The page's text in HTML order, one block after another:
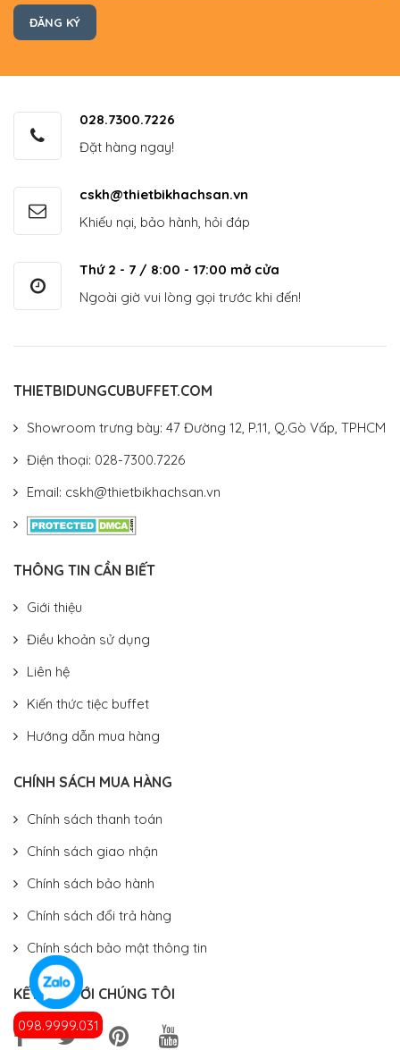
098.9999.031
028.7300.7226
Đặt hàng ngay!
cskh@thietbikhachsan.vn
Khiếu nại, bảo hành, hỏi đáp
Thứ 2 - 7 / 8:00 - 17:00 mở cửa
Ngoài giờ vui lòng gọi trước khi đến!
THIETBIDUNGCUBUFFET.COM
Showroom trưng bày: 47 Đường 12, P.11, Q.Gò Vấp, TPHCM
Điện thoại: 028-7300.7226
Email: cskh@thietbikhachsan.vn
THÔNG TIN CẦN BIẾT
Giới thiệu
Điều khoản sử dụng
Liên hệ
Kiến thức tiệc buffet
Hướng dẫn mua hàng
CHÍNH SÁCH MUA HÀNG
Chính sách thanh toán
Chính sách giao nhận
Chính sách bảo hành
Chính sách đổi trả hàng
Chính sách bảo mật thông tin
KẾT NỐI VỚI CHÚNG TÔI